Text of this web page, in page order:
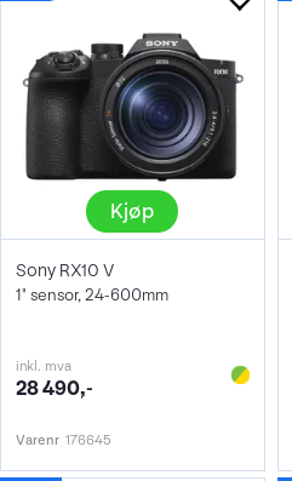
Kjøp
Sony RX10 V
1" sensor, 24-600mm
inkl. mva
28 490,-
Varenr 176645